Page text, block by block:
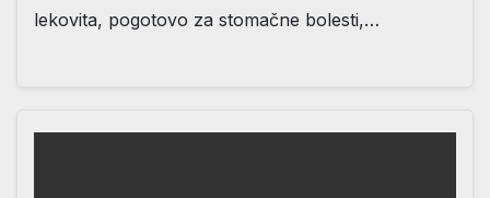
lekovita, pogotovo za stomačne bolesti,…